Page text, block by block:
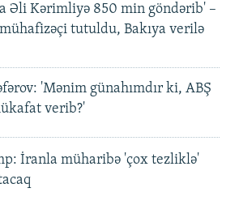
Əli Kərimliyə 850 min göndərib' –
tutuldu, Bakıya verilə
'Mənim günahımdır ki, ABŞ
verib?'
İranla müharibə 'çox tezliklə'